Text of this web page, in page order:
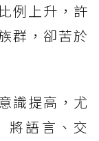
例上升，許
群，卻苦於
識提高，尤
將語言、交